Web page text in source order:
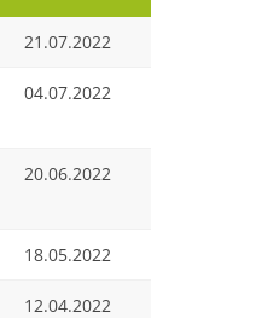
21.07.2022
04.07.2022
20.06.2022
18.05.2022
12.04.2022